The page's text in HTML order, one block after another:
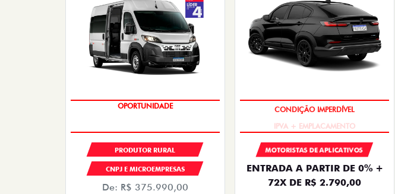
OPORTUNIDADE
PRODUTOR RURAL
CNPJ E MICROEMPRESAS
De: R$ 375.990,00
CONDIÇÃO IMPERDÍVEL
MOTORISTAS DE APLICATIVOS
ENTRADA A PARTIR DE 0% +
72X DE R$ 2.790,00